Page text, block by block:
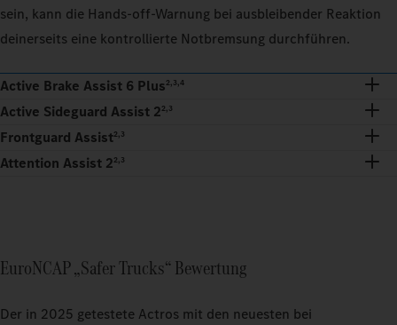
sein, kann die Hands-off-Warnung bei ausbleibender Reaktion
deinerseits eine kontrollierte Notbremsung durchführen.
Active Brake Assist 6 Plus2,3,4
Active Sideguard Assist 22,3
Frontguard Assist2,3
Attention Assist 22,3
EuroNCAP „Safer Trucks“ Bewertung
Der in 2025 getestete Actros mit den neuesten bei